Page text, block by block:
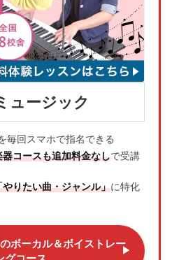
ュージック
毎回スマホで指名できる
器コースも追加料金なしで受講
やりたい曲・ジャンル」に特化
ボーカル＆ボイストレー